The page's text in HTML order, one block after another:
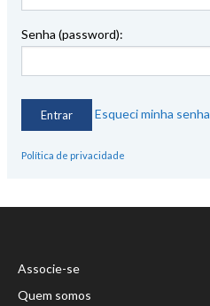
Senha (password):
Esqueci minha senha
Política de privacidade
Associe-se
Quem somos